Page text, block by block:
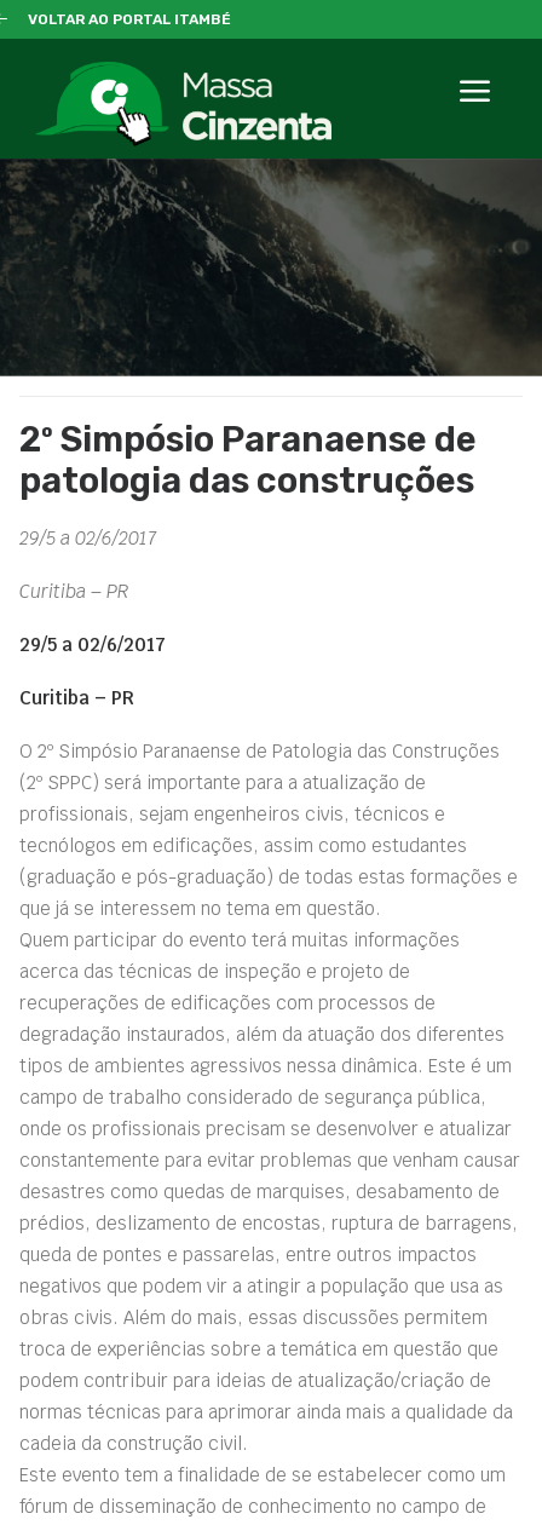
VOLTAR AO PORTAL ITAMBÉ
2º Simpósio Paranaense de
patologia das construções
29/5 a 02/6/2017
Curitiba – PR
29/5 a 02/6/2017
Curitiba – PR
O 2º Simpósio Paranaense de Patologia das Construções
(2º SPPC) será importante para a atualização de
profissionais, sejam engenheiros civis, técnicos e
tecnólogos em edificações, assim como estudantes
(graduação e pós-graduação) de todas estas formações e
que já se interessem no tema em questão.
Quem participar do evento terá muitas informações
acerca das técnicas de inspeção e projeto de
recuperações de edificações com processos de
degradação instaurados, além da atuação dos diferentes
tipos de ambientes agressivos nessa dinâmica. Este é um
campo de trabalho considerado de segurança pública,
onde os profissionais precisam se desenvolver e atualizar
constantemente para evitar problemas que venham causar
desastres como quedas de marquises, desabamento de
prédios, deslizamento de encostas, ruptura de barragens,
queda de pontes e passarelas, entre outros impactos
negativos que podem vir a atingir a população que usa as
obras civis. Além do mais, essas discussões permitem
troca de experiências sobre a temática em questão que
podem contribuir para ideias de atualização/criação de
normas técnicas para aprimorar ainda mais a qualidade da
cadeia da construção civil.
Este evento tem a finalidade de se estabelecer como um
fórum de disseminação de conhecimento no campo de